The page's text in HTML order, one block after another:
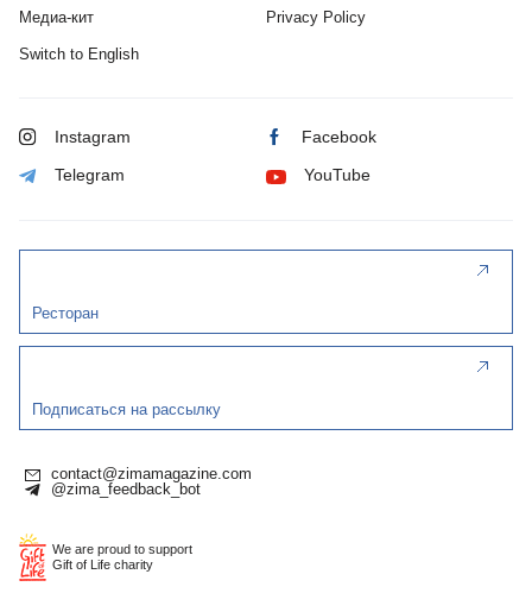
Медиа-кит Privacy Policy
Switch to English
Instagram Facebook
Telegram YouTube
Ресторан
Подписаться на рассылку
contact@zimamagazine.com
@zima_feedback_bot
We are proud to support
Gift of Life charity